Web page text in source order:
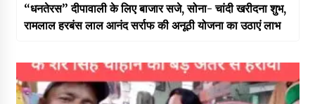
“धनतेरस” दीपावाली के लिए बाजार सजे, सोना- चांदी खरीदना शुभ,
रामलाल हरबंस लाल आनंद सर्राफ की अनूठी योजना का उठाएं लाभ